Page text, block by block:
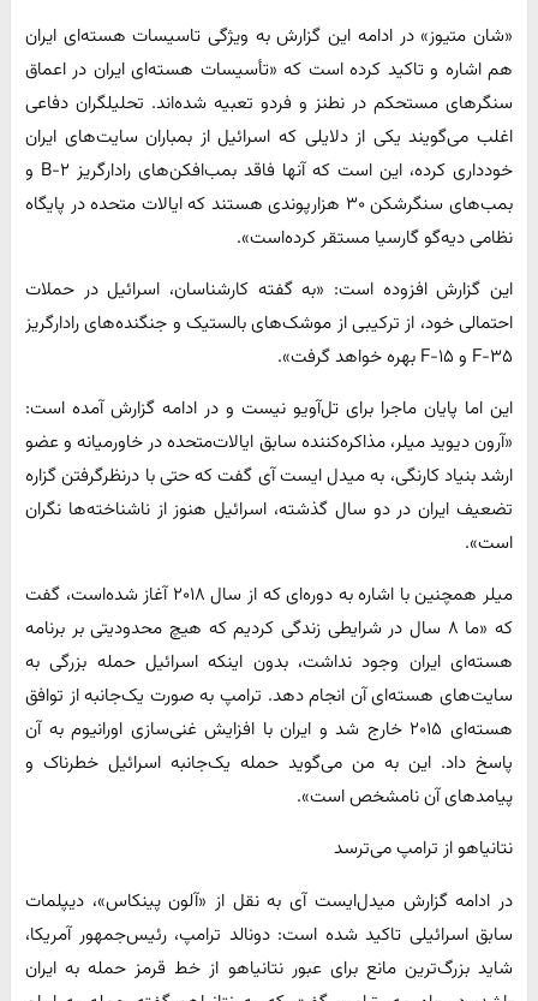
«شان متیوز» در ادامه این گزارش به ویژگی تاسیسات هسته‌ای ایران
هم اشاره و تاکید کرده است که «تأسیسات هسته‌ای ایران در اعماق
سنگرهای مستحکم در نطنز و فردو تعبیه شده‌اند. تحلیلگران دفاعی
اغلب می‌گویند یکی از دلایلی که اسرائیل از بمباران سایت‌های ایران
خودداری کرده، این است که آنها فاقد بمب‌افکن‌های رادارگریز B-۲ و
بمب‌های سنگرشکن ۳۰ هزارپوندی هستند که ایالات متحده در پایگاه
نظامی دیه‌گو گارسیا مستقر کرده‌است».
این گزارش افزوده است: «به گفته کارشناسان، اسرائیل در حملات
احتمالی خود، از ترکیبی از موشک‌های بالستیک و جنگنده‌های رادارگریز
F-۳۵ و F-۱۵ بهره خواهد گرفت».
این اما پایان ماجرا برای تل‌آویو نیست و در ادامه گزارش آمده است:
«آرون دیوید میلر، مذاکره‌کننده سابق ایالات‌متحده در خاورمیانه و عضو
ارشد بنیاد کارنگی، به میدل ایست آی گفت که حتی با درنظرگرفتن گزاره
تضعیف ایران در دو سال گذشته، اسرائیل هنوز از ناشناخته‌ها نگران
است».
میلر همچنین با اشاره به دوره‌ای که از سال ۲۰۱۸ آغاز شده‌است، گفت
که «ما ۸ سال در شرایطی زندگی کردیم که هیچ محدودیتی بر برنامه
هسته‌ای ایران وجود نداشت، بدون اینکه اسرائیل حمله بزرگی به
سایت‌های هسته‌ای آن انجام دهد. ترامپ به صورت یک‌جانبه از توافق
هسته‌ای ۲۰۱۵ خارج شد و ایران با افزایش غنی‌سازی اورانیوم به آن
پاسخ داد. این به من می‌گوید حمله یک‌جانبه اسرائیل خطرناک و
پیامدهای آن نامشخص است».
نتانیاهو از ترامپ می‌ترسد
در ادامه گزارش میدل‌ایست آی به نقل از «آلون پینکاس»، دیپلمات
سابق اسرائیلی تاکید شده است: دونالد ترامپ، رئیس‌جمهور آمریکا،
شاید بزرگ‌ترین مانع برای عبور نتانیاهو از خط قرمز حمله به ایران